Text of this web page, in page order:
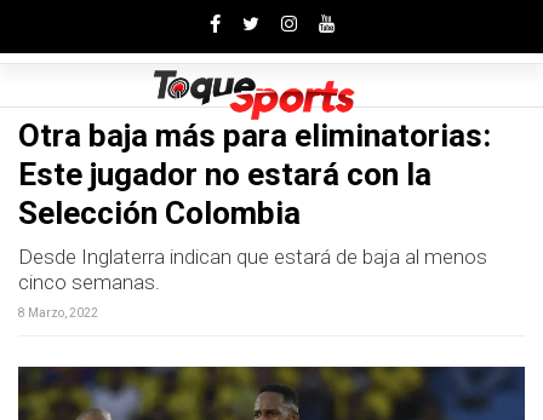
Otra baja más para eliminatorias:
Este jugador no estará con la
Selección Colombia
Desde Inglaterra indican que estará de baja al menos
cinco semanas.
8 Marzo, 2022